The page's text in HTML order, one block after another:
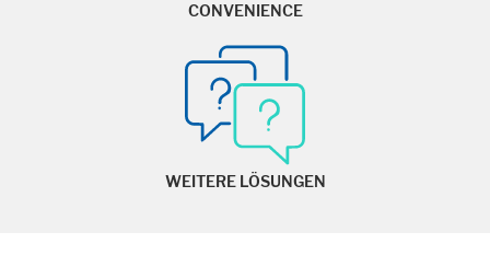
CONVENIENCE
WEITERE LÖSUNGEN